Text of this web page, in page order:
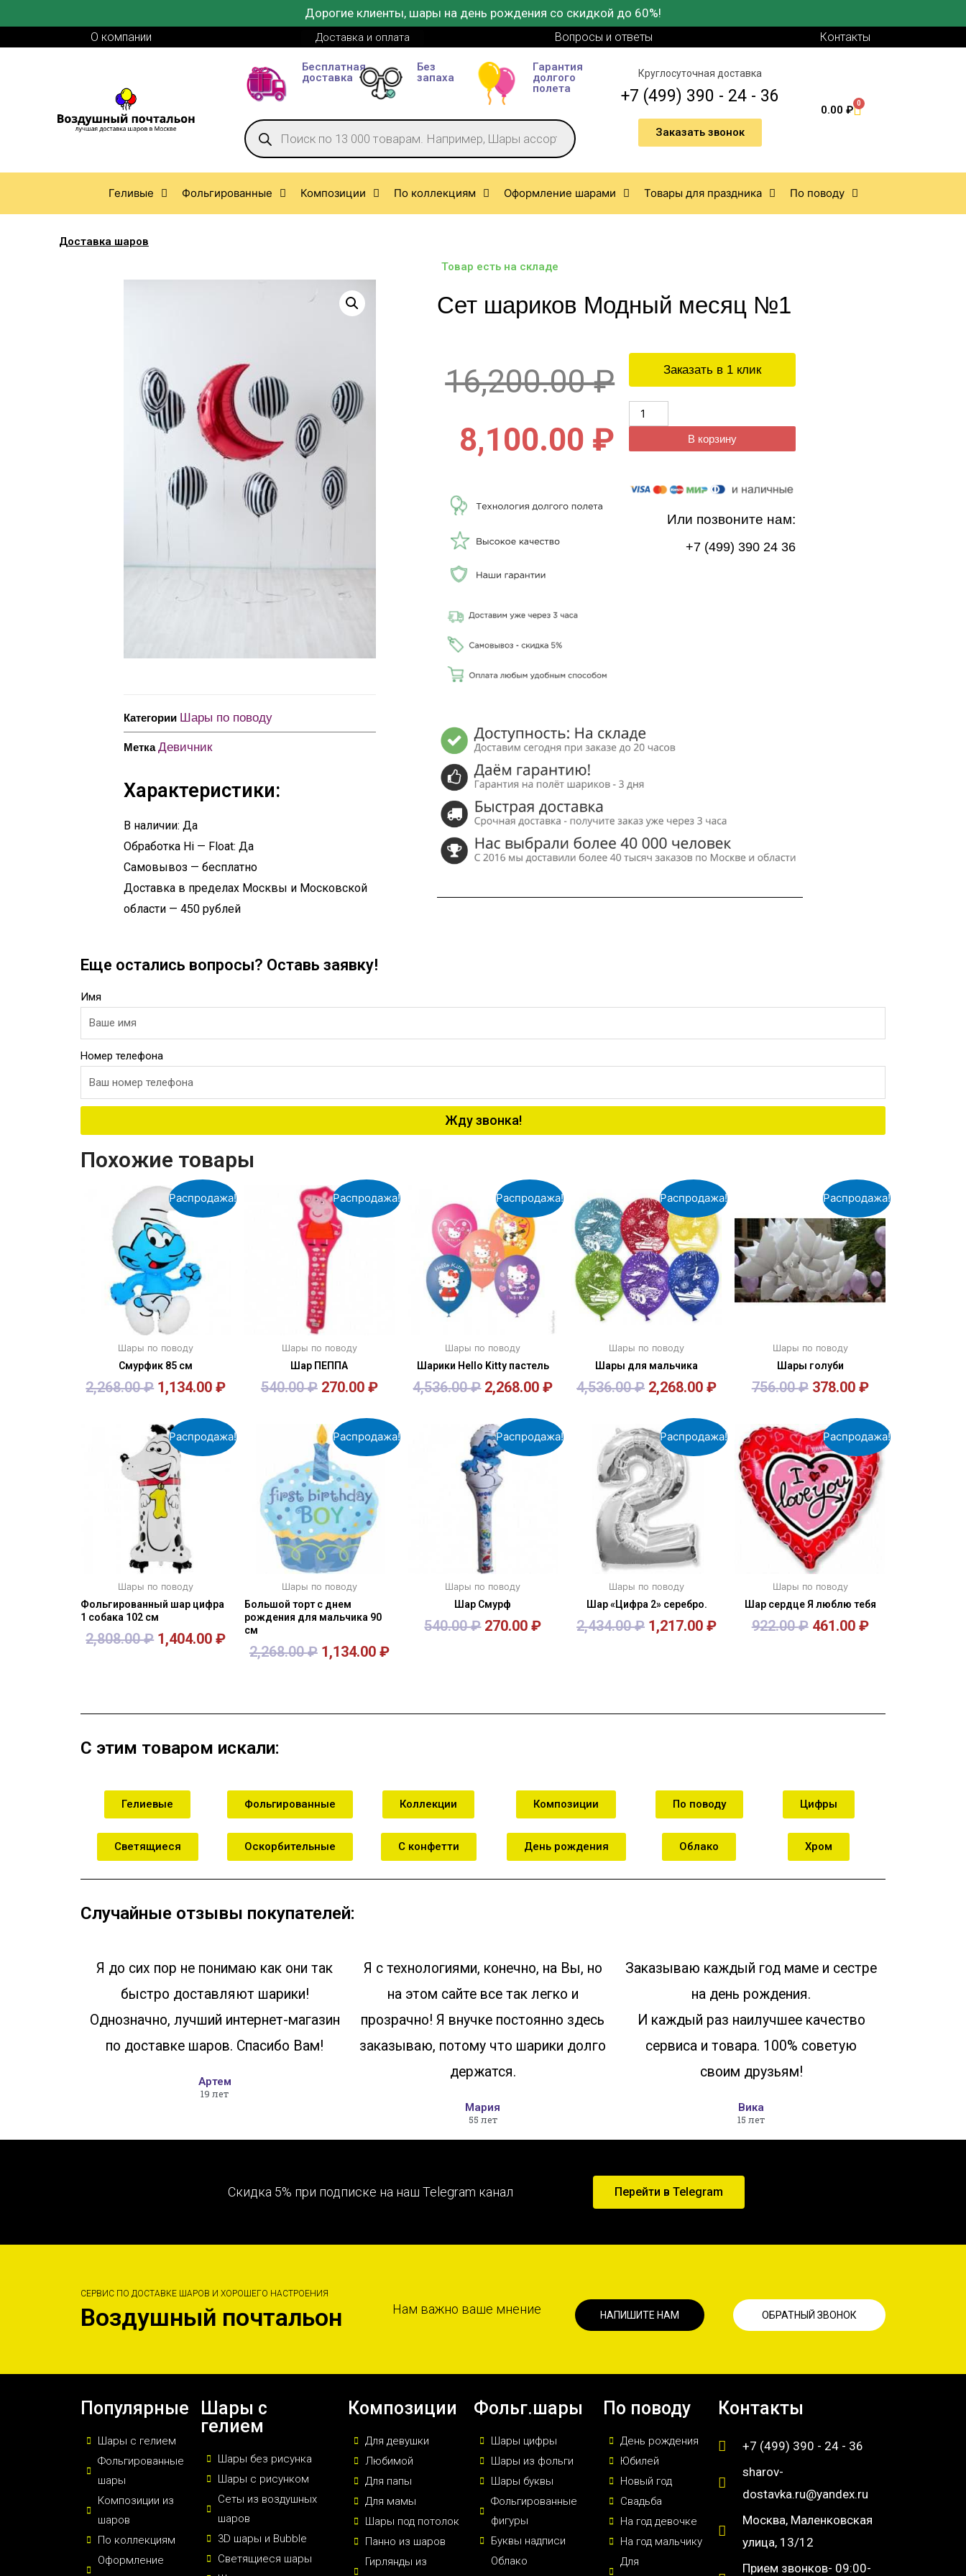
Дорогие клиенты, шары на день рождения со скидкой до 60%!
О компании Доставка и оплата Вопросы и ответы Контакты
Бесплатная
доставка
Без
запаха
Гарантия
долгого
полета
Круглосуточная доставка
+7 (499) 390 - 24 - 36
Заказать звонок
0.00₽ 0
Геливые Фольгированные Композиции По коллекциям Оформление шарами Товары для праздника По поводу
Доставка шаров
Категории Шары по поводу
Метка Девичник
Характеристики:
В наличии: Да
Обработка Hi — Float: Да
Самовывоз — бесплатно
Доставка в пределах Москвы и Московской
области — 450 рублей
Товар есть на складе
Сет шариков Модный месяц №1
16,200.00₽
8,100.00 ₽
Заказать в 1 клик
В корзину
Или позвоните нам:
+7 (499) 390 24 36
Еще остались вопросы? Оставь заявку!
Имя
Номер телефона
Жду звонка!
Похожие товары
Распродажа!
Шары по поводу
Смурфик 85 см
2,268.00₽ 1,134.00₽
Распродажа!
Шары по поводу
Шар ПЕППА
540.00₽ 270.00 ₽
Распродажа!
Шары по поводу
Шарики Hello Kitty пастель
4,536.00₽ 2,268.00₽
Распродажа!
Шары по поводу
Шары для мальчика
4,536.00₽ 2,268.00₽
Распродажа!
Шары по поводу
Шары голуби
756.00₽ 378.00 ₽
Распродажа!
Шары по поводу
Фольгированный шар цифра
1 собака 102 см
2,808.00₽ 1,404.00₽
Распродажа!
Шары по поводу
Большой торт с днем
рождения для мальчика 90
см
2,268.00₽ 1,134.00 ₽
Распродажа!
Шары по поводу
Шар Смурф
540.00₽ 270.00₽
Распродажа!
Шары по поводу
Шар «Цифра 2» серебро.
2,434.00₽ 1,217.00₽
Распродажа!
Шары по поводу
Шар сердце Я люблю тебя
922.00₽ 461.00 ₽
С этим товаром искали:
Гелиевые
Светящиеся
Фольгированные
Оскорбительные
Коллекции
С конфетти
Композиции
День рождения
По поводу
Облако
Цифры
Хром
Случайные отзывы покупателей:
Я до сих пор не понимаю как они так
быстро доставляют шарики!
Однозначно, лучший интернет-магазин
по доставке шаров. Спасибо Вам!
Артем
19 лет
Я с технологиями, конечно, на Вы, но
на этом сайте все так легко и
прозрачно! Я внучке постоянно здесь
заказываю, потому что шарики долго
держатся.
Мария
55 лет
Заказываю каждый год маме и сестре
на день рождения.
И каждый раз наилучшее качество
сервиса и товара. 100% советую
своим друзьям!
Вика
15 лет
Скидка 5% при подписке на наш Telegram канал Перейти в Telegram
СЕРВИС ПО ДОСТАВКЕ ШАРОВ И ХОРОШЕГО НАСТРОЕНИЯ
Воздушный почтальон Нам важно ваше мнение НАПИШИТЕ НАМ ОБРАТНЫЙ ЗВОНОК
Популярные
Шары с гелием
Фольгированные
шары
Композиции из
шаров
По коллекциям
Оформление
Шары с
гелием
Шары без рисунка
Шары с рисунком
Сеты из воздушных
шаров
3D шары и Bubble
Светящиеся шары
Композиции
Для девушки
Любимой
Для папы
Для мамы
Шары под потолок
Панно из шаров
Гирлянды из
Фольг.шары
Шары цифры
Шары из фольги
Шары буквы
Фольгированные
фигуры
Буквы надписи
Облако
По поводу
День рождения
Юбилей
Новый год
Свадьба
На год девочке
На год мальчику
Для
Контакты
+7 (499) 390 - 24 - 36
sharov-
dostavka.ru@yandex.ru
Москва, Маленковская
улица, 13/12
Прием звонков- 09:00-